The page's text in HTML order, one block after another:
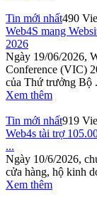
Tin mới nhất490
Web4S mang
2026
Ngày 19/06/2026,
Conference (VIC)
của Thứ trưởng Bộ
Xem thêm
Tin mới nhất919
Web4s tài trợ
...
Ngày 10/6/2026,
cửa hàng, hộ kinh
Xem thêm